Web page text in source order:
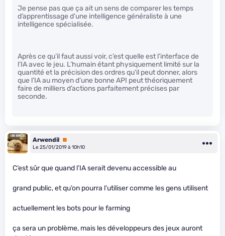
Je pense pas que ça ait un sens de comparer les temps
d’apprentissage d’une intelligence généraliste à une
intelligence spécialisée.
Après ce qu’il faut aussi voir, c’est quelle est l’interface de
l’IA avec le jeu. L’humain étant physiquement limité sur la
quantité et la précision des ordres qu’il peut donner, alors
que l’IA au moyen d’une bonne API peut théoriquement
faire de milliers d’actions parfaitement précises par
seconde.
Arwendil Premium
Le 25/01/2019 à 10h10
C’est sûr que quand l’IA serait devenu accessible au
grand public, et qu’on pourra l’utiliser comme les gens utilisent
actuellement les bots pour le farming
ça sera un problème, mais les développeurs des jeux auront